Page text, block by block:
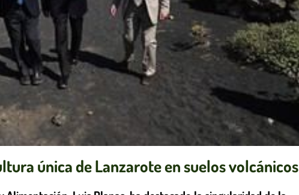
única de Lanzarote en suelos volcánicos